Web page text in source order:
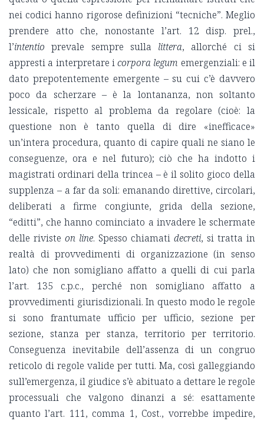
nei codici hanno rigorose definizioni “tecniche”. Meglio
prendere atto che, nonostante l’art. 12 disp. prel.,
l’intentio prevale sempre sulla littera, allorché ci si
appresti a interpretare icorpora legum emergenziali: e il
dato prepotentemente emergente – su cui c’è davvero
poco da scherzare – è la lontananza, non soltanto
lessicale, rispetto al problema da regolare (cioè: la
questione non è tanto quella di dire «inefficace»
un’intera procedura, quanto di capire quali ne siano le
conseguenze, ora e nel futuro); ciò che ha indotto i
magistrati ordinari della trincea – è il solito gioco della
supplenza – a far da soli: emanando direttive, circolari,
deliberati a firme congiunte, grida della sezione,
“editti”, che hanno cominciato a invadere le schermate
delle riviste on line. Spesso chiamati decreti, si tratta in
realtà di provvedimenti di organizzazione (in senso
lato) che non somigliano affatto a quelli di cui parla
l’art. 135 c.p.c., perché non somigliano affatto a
provvedimenti giurisdizionali. In questo modo le regole
si sono frantumate ufficio per ufficio, sezione per
sezione, stanza per stanza, territorio per territorio.
Conseguenza inevitabile dell’assenza di un congruo
reticolo di regole valide per tutti. Ma, così galleggiando
sull’emergenza, il giudice s’è abituato a dettare le regole
processuali che valgono dinanzi a sé: esattamente
quanto l’art. 111, comma 1, Cost., vorrebbe impedire,